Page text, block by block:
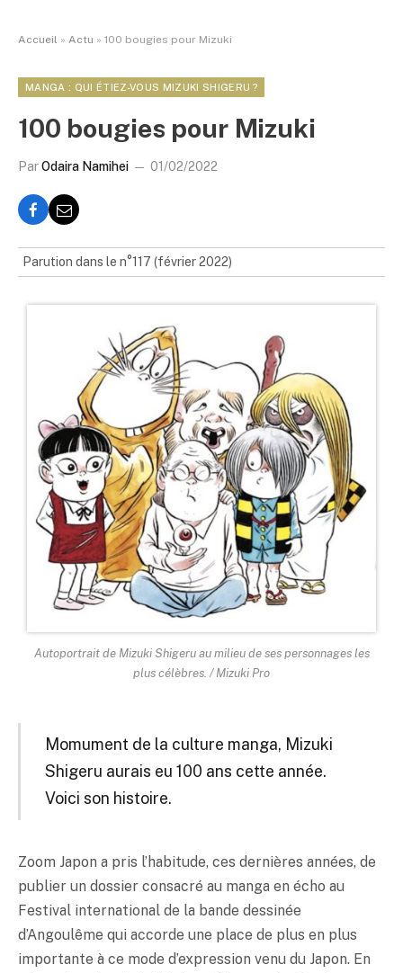
Accueil » Actu » 100 bougies pour Mizuki
MANGA : QUI ÉTIEZ-VOUS MIZUKI SHIGERU ?
100 bougies pour Mizuki
ParOdaira Namihei 01/02/2022
Parution dans le n°117 (février 2022)
Autoportrait de Mizuki Shigeru au milieu de ses personnages les
plus célèbres. / Mizuki Pro
Momument de la culture manga, Mizuki
Shigeru aurais eu 100 ans cette année.
Voici son histoire.
Zoom Japon a pris l’habitude, ces dernières années, de
publier un dossier consacré au manga en écho au
Festival international de la bande dessinée
d’Angoulême qui accorde une place de plus en plus
importante à ce mode d’expression venu du Japon. En